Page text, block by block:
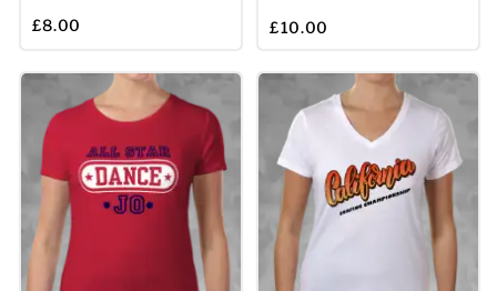
Sacs
£8.00 £10.00